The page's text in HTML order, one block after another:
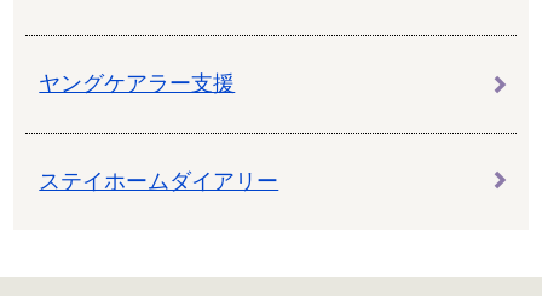
ヤングケアラー支援
ステイホームダイアリー